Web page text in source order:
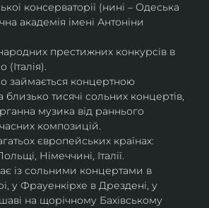
консерваторії (нині – Одеська
академія імені Антоніни
престижних конкурсів в
(Італія).
займається концертною
близько тисячі сольних концертів,
музика від раннього
композицій.
європейських країнах:
Німеччині, Італії.
із сольними концертами в
у Фрауенкірхе в Дрездені, у
на щорічному Бахівському